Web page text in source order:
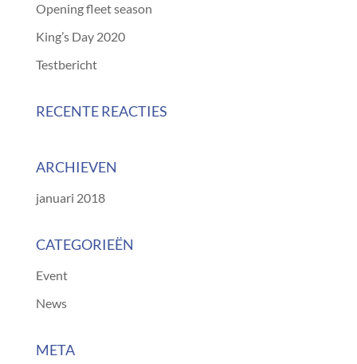
Opening fleet season
King’s Day 2020
Testbericht
RECENTE REACTIES
ARCHIEVEN
januari 2018
CATEGORIEËN
Event
News
META